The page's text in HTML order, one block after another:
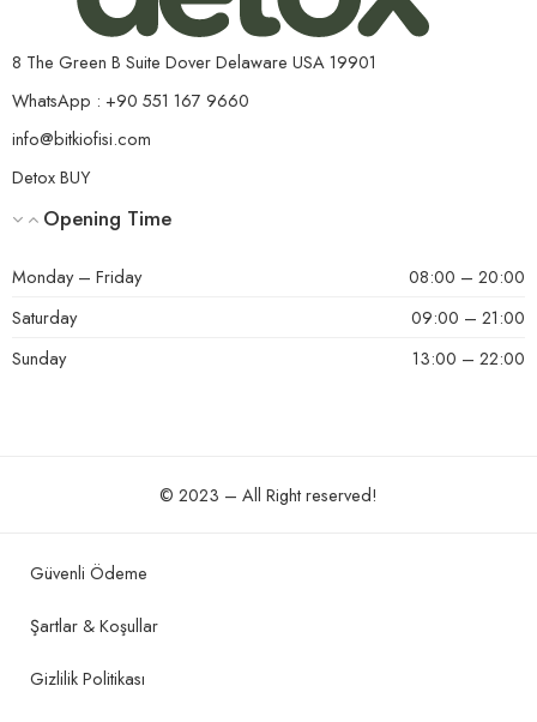
8 The Green B Suite Dover Delaware USA 19901
WhatsApp : +90 551 167 9660
info@bitkiofisi.com
Detox BUY
Opening Time
Monday – Friday
08:00 – 20:00
Saturday
09:00 – 21:00
Sunday
13:00 – 22:00
© 2023 – All Right reserved!
Güvenli Ödeme
Şartlar & Koşullar
Gizlilik Politikası